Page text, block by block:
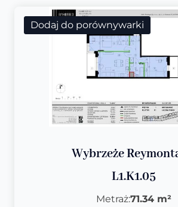
Dodaj do porównywarki
Wybrzeże
L1.K1.05
Metraż:71.34 m²